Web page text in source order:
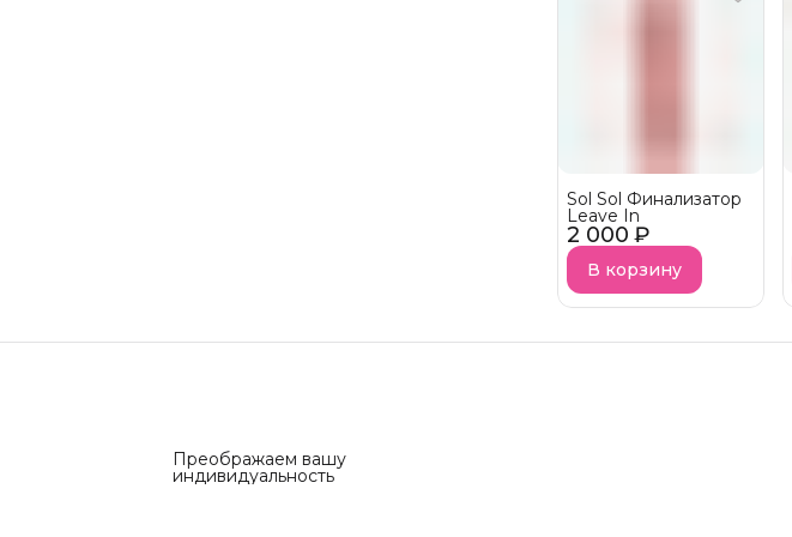
2 000 ₽
Sol Sol Финализатор
Leave In
В корзину
Преображаем вашу
индивидуальность